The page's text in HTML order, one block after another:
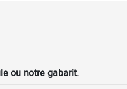
ou notre gabarit.